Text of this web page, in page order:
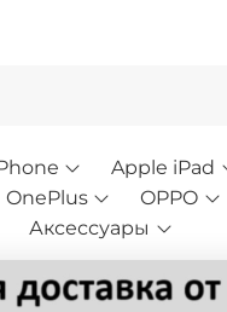
Apple iPad
OnePlus OPPO
Аксессуары